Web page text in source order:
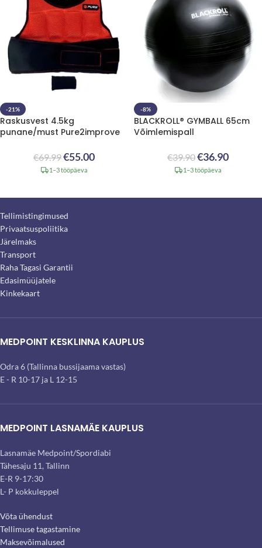
-21%
Raskusvest 4.5kg
punane/must Pure2improve
€69.99€55.00
1–3 tööpäeva
-8%
BLACKROLL® GYMBALL 65cm
Võimlemispall
€39.90€36.90
1–3 tööpäeva
Tellimistingimused
Privaatsuspoliitika
Järelmaks
Transport
Raha Tagasi Garantii
Edasimüüjatele
Kinkekaart
MEDPOINT KESKLINNA KAUPLUS
Odra 6 (Tallinna bussijaama vastas)
E - R 10-17 ja L 12-15
MEDPOINT LASNAMÄE KAUPLUS
Lasnamäe Medpoint/Spordiabi
Tähesaju 11, Tallinn
E-R 9-17:30
L- P kokkuleppel
Võta ühendust
Tellimuse tagastamine
Maksevõimalused